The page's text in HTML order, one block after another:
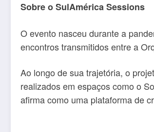
Sobre o SulAmérica Sessions
Oevento nasceu durante a
encontros transmitidos entre a
Ao longo de sua trajetória, o
realizados em espaços como o
afirma como uma plataforma de